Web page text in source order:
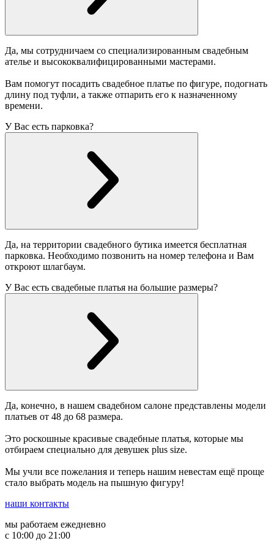
Да, мы сотрудничаем со специализированным свадебным
ателье и высококвалифицированными мастерами.
Вам помогут посадить свадебное платье по фигуре, подогнать
длину под туфли, а также отпарить его к назначенному
времени.
У Вас есть парковка?
Да, на территории свадебного бутика имеется бесплатная
парковка. Необходимо позвонить на номер телефона и Вам
откроют шлагбаум.
У Вас есть свадебные платья на большие размеры?
Да, конечно, в нашем свадебном салоне представлены модели
платьев от 48 до 68 размера.
Это роскошные красивые свадебные платья, которые мы
отбираем специально для девушек plus size.
Мы учли все пожелания и теперь нашим невестам ещё проще
стало выбрать модель на пышную фигуру!
наши контакты
мы работаем ежедневно
с 10:00 до 21:00